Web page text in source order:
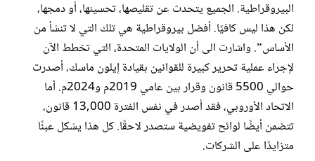
البيروقراطية. الجميع يتحدث عن تقليصها، تحسينها، أو دمجها،
لكن هذا ليس كافيًا. أفضل بيروقراطية هي تلك التي لا تنشأ من
الأساس”. واشارت الى أن الولايات المتحدة، التي تخطط الآن
لإجراء عملية تحرير كبيرة للقوانين بقيادة إيلون ماسك، أصدرت
حوالي 5500 قانون وقرار بين عامي 2019م و2024م. أما
الاتحاد الأوروبي، فقد أصدر في نفس الفترة 13,000 قانون،
تتضمن أيضًا لوائح تفويضية ستصدر لاحقًا. كل هذا يشكل عبئًا
متزايدًا على الشركات.